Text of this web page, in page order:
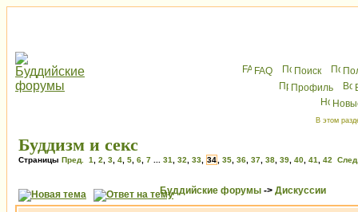
FAQ Поиск
Профиль
В этом
Буддизм и секс
Страницы Пред. 1 2 3 4 5 6 7 31 32 33 34 35 36 37 38 39 40 41 42
Буддийские форумы -> Дискуссии